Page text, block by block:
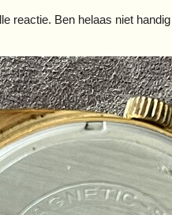
reactie. Ben helaas niet